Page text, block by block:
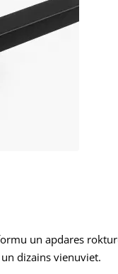
un apdares
dizains vienuviet.